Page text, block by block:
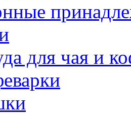
для чая и